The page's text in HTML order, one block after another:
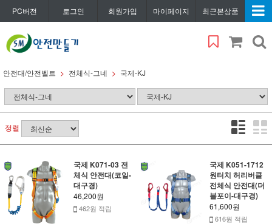
PC버전 로그인 회원가입 마이페이지 최근본상품
안전대/안전벨트 전체식-그네 국제-KJ
정렬
국제 K071-03 전
체식 안전대(코일-
대구경)
46,200원
462원 적립
국제 K051-1712
원터치 허리버클
전체식 안전대(더
블포이-대구경)
61,600원
616원 적립